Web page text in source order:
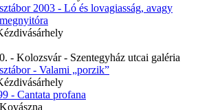
2003 - Ló és lovagiasság, avagy
- Kolozsvár - Szentegyház utcai galéria
- Valami „porzik”
- Cantata profana